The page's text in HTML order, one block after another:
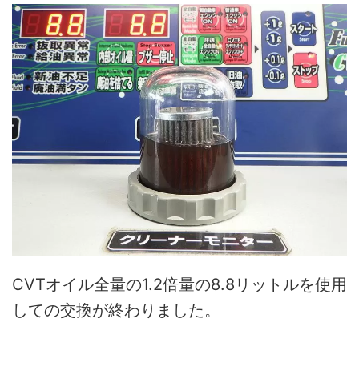
CVTオイル全量の1.2倍量の8.8リットルを使用
しての交換が終わりました。